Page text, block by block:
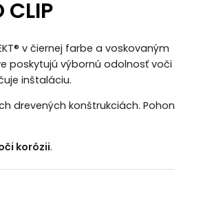
v čiernej farbe a voskovaným
poskytujú výbornú odolnosť voči
inštaláciu.
drevených konštrukciách. Pohon
korózii.